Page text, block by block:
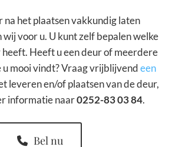
na het plaatsen vakkundig laten
voor u. U kunt zelf bepalen welke
Heeft u een deur of meerdere
u mooi vindt? Vraag vrijblijvendeen
leveren en/of plaatsen van de deur,
informatie naar0252-83 03 84.
Bel nu